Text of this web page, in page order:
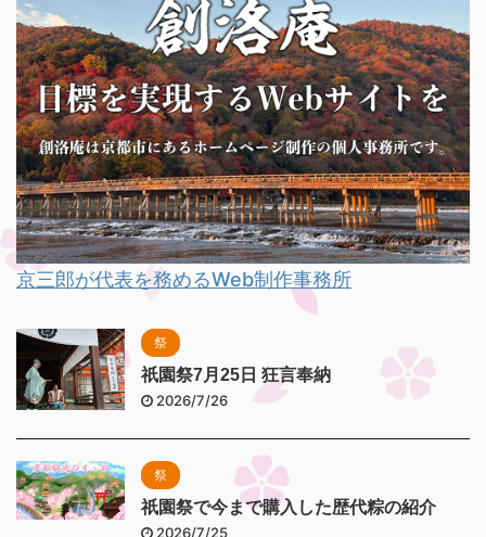
京三郎が代表を務めるWeb制作事務所
祭
祇園祭7月25日 狂言奉納
2026/7/26
祭
祇園祭で今まで購入した歴代粽の紹介
2026/7/25